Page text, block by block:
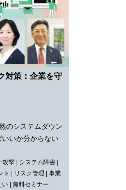
対策：企業を守
のシステムダウン
いか分からない
攻撃 | システム障害 |
ト | リスク管理 | 事業
い | 無料セミナー